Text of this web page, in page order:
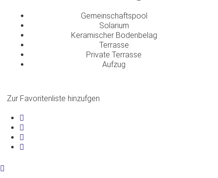
Gemeinschaftspool
Solarium
Keramischer Bodenbelag
Terrasse
Private Terrasse
Aufzug
Zur Favoritenliste hinzufgen